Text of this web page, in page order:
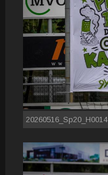
20260516_Sp20_H0014